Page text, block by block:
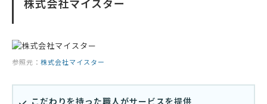
株式会社マイスター
参照元： 株式会社マイスター
こだわりを持った職人がサービスを提供